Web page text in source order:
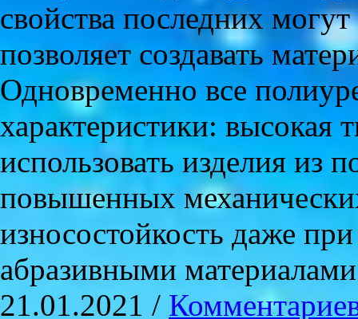
свойства последних
позволяет создавать
Одновременно все
характеристики: высокая
использовать изделия из
повышенных
износостойкость даже
абразивными
21.01.2021 /